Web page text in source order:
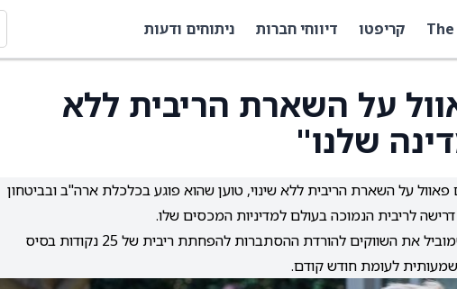
קריפטו דיווחי חברות ניתוחים ודעות
על השארת הריבית ללא
שלנו"
על השארת הריבית ללא שינוי, טוען שהוא פוגע בכלכלת ארה"ב ובביטחון
לריבית הנמוכה בעולם למדיניות המכסים שלו.
פאוול מדגיש את חוסן הכלכלה והצרכנים, מה שמוביל את השווקים להורדת ההסתברות להפחתת ריבית של 25 נקודות בסיס